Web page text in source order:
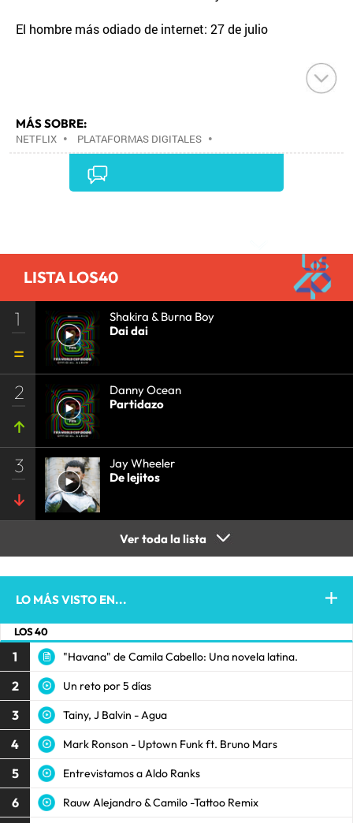
El hombre más odiado de internet: 27 de julio
MÁS SOBRE:
NETFLIX • PLATAFORMAS DIGITALES •
TELEVISIÓN IP•TELEVISIÓN•INTERNET•
•ECONOMÍA
MEDIOS COMUNICACIÓN•COMUNICACIONES•
LISTA LOS40
1
Shakira & Burna Boy
Dai dai
2
Danny Ocean
Partidazo
3
Jay Wheeler
De lejitos
Ver toda la lista
LO MÁS VISTO EN...
LOS 40
1 "Havana" de Camila Cabello: Una novela latina.
2 Un reto por 5 días
3 Tainy, J Balvin - Agua
4 Mark Ronson - Uptown Funk ft. Bruno Mars
5 Entrevistamos a Aldo Ranks
6 Rauw Alejandro & Camilo -Tattoo Remix